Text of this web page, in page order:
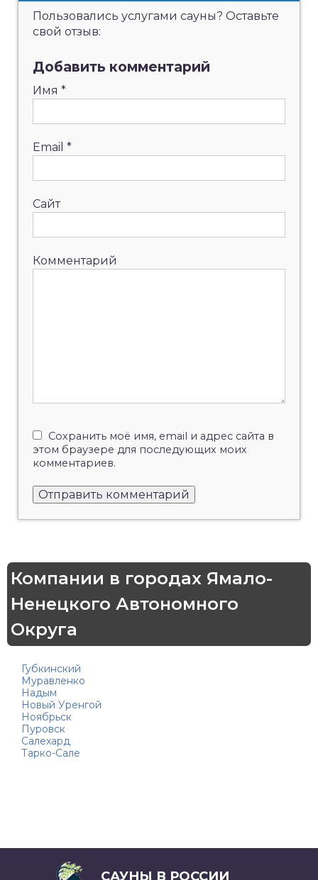
Пользовались услугами сауны? Оставьте
свой отзыв:
Добавить комментарий
Имя *
Email *
Сайт
Комментарий
Сохранить моё имя, email и адрес сайта в
этом браузере для последующих моих
комментариев.
Компании в городах Ямало-
Ненецкого Автономного
Округа
Губкинский
Муравленко
Надым
Новый Уренгой
Ноябрьск
Пуровск
Салехард
Тарко-Сале
САУНЫ В РОССИИ